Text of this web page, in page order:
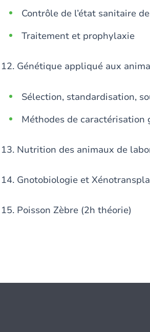
Contrôle de l’état sanitaire
Traitement et prophylaxie
12. Génétique appliqué aux
Sélection, standardisation,
Méthodes de
13. Nutrition des animaux de
14. Gnotobiologie et
15. Poisson Zèbre (2h théorie)